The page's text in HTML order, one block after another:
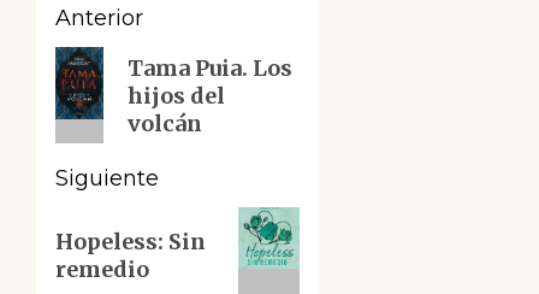
Navegación
de
entradas
Anterior
Entrada
anterior:
Tama Puia. Los
hijos del
volcán
Siguiente
entrada:
Hopeless: Sin
remedio